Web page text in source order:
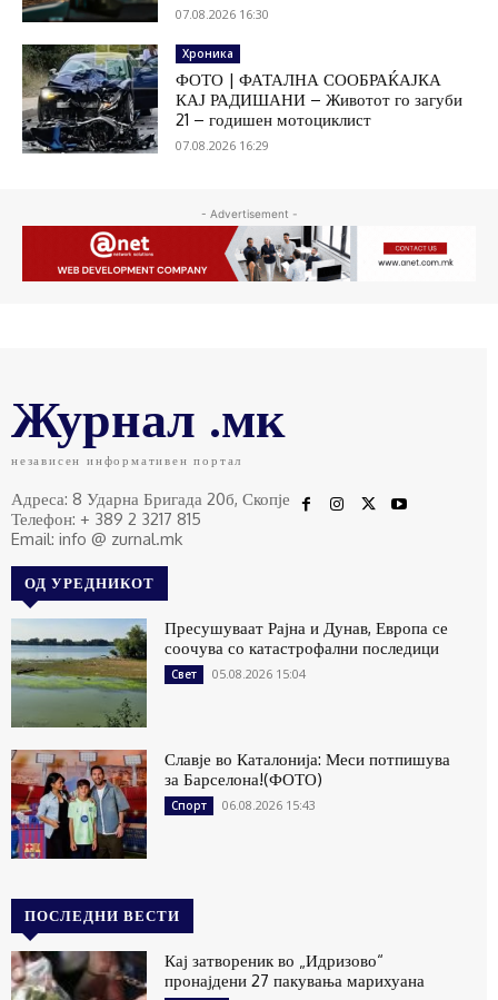
07.08.2026 16:30
Хроника
ФОТО | ФАТАЛНА СООБРАЌАЈКА
КАЈ РАДИШАНИ – Животот го загуби
21 – годишен мотоциклист
07.08.2026 16:29
- Advertisement -
Журнал .мк
независен информативен портал
Адреса: 8 Ударна Бригада 20б, Скопје
Телефон: + 389 2 3217 815
Email: info @ zurnal.mk
ОД УРЕДНИКОТ
Пресушуваат Рајна и Дунав, Европа се
соочува со катастрофални последици
Свет 05.08.2026 15:04
Славје во Каталонија: Меси потпишува
за Барселона!(ФОТО)
Спорт 06.08.2026 15:43
ПОСЛЕДНИ ВЕСТИ
Кај затвореник во „Идризово“
пронајдени 27 пакувања марихуана